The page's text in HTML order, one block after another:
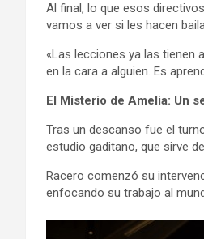
Al final, lo que esos
vamos a ver si les hacen
«Las lecciones ya las tienen
en la cara a alguien. Es
El Misterio de Amelia: Un
Tras un descanso fue el
estudio gaditano, que sirve
Racero comenzó su
enfocando su trabajo al